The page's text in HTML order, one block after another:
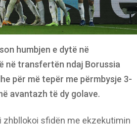
humbjen e dytë në
në transfertën ndaj Borussia
për më tepër me përmbysje 3-
avantazh të dy golave.
zhbllokoi sfidën me ekzekutimin